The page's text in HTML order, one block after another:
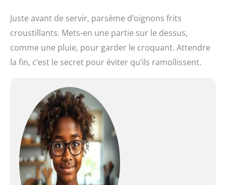
Juste avant de servir, parsème d’oignons frits
croustillants. Mets-en une partie sur le dessus,
comme une pluie, pour garder le croquant. Attendre
la fin, c’est le secret pour éviter qu’ils ramollissent.